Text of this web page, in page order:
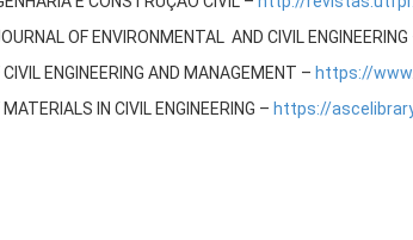
OF ENVIRONMENTAL AND CIVIL ENGINEERING
ENGINEERING AND MANAGEMENT – https://
IN CIVIL ENGINEERING – https://